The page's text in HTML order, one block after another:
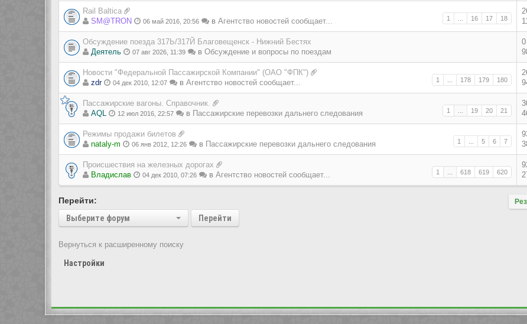
Rail Baltica
1 16 17 18
SM@TRON 06 май 2016, 20:56 в Агентство новостей сообщает...
Обсуждение поезда 317Ь/317Й Благовещенск - Нижний Бестях
Деятель
07 авг 2026, 11:39 в Обсуждение и вопросы по поездам
Новости "Федеральной Пассажирской Компании" (ОАО "ФПК")
1 178 179 180
zdr 04 дек 2010, 12:07 в Агентство новостей сообщает...
Пассажирские вагоны. Справочник.
1 19 20 21
AQL 12 июл 2016, 22:57 в Пассажирские перевозки дальнего следования
Режимы продажи билетов
1 5 6 7
nataly-m 06 янв 2012, 12:26 в Пассажирские перевозки дальнего следования
Происшествия на железных дорогах
1 618 619 620
Владиcлав 04 дек 2010, 07:26 в Агентство новостей сообщает...
Перейти:
Выберите форум
Перейти
Вернуться к расширенному поиску
Настройки
Перейти